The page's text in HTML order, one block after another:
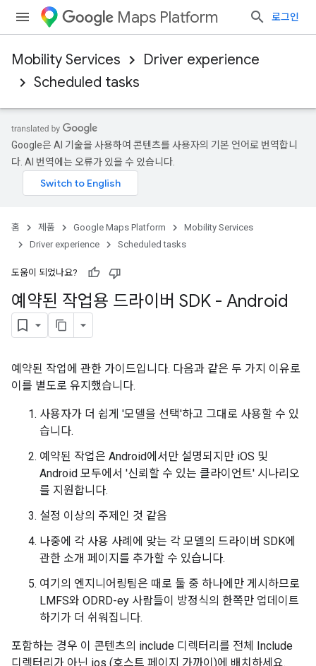
Maps Platform 로그인
Mobility Services
Driver experience
Scheduled tasks
Google은 AI 기술을 사용하여 콘텐츠를 사용자의 기본 언어로 번역합니
다. AI 번역에는 오류가 있을 수 있습니다.
홈 제품 Google Maps Platform
Mobility Services
Driver experience
Scheduled tasks
도움이 되었나요?
예약된 작업용 드라이버 SDK - Android
예약된 작업에 관한 가이드입니다. 다음과 같은 두 가지 이유로
이를 별도로 유지했습니다.
사용자가 더 쉽게 '모델을 선택'하고 그대로 사용할 수 있
습니다.
예약된 작업은 Android에서만 설명되지만 iOS 및
Android 모두에서 '신뢰할 수 있는 클라이언트' 시나리오
를 지원합니다.
설정 이상의 주제인 것 같음
나중에 각 사용 사례에 맞는 각 모델의 드라이버 SDK에
관한 소개 페이지를 추가할 수 있습니다.
여기의 엔지니어링팀은 때로 둘 중 하나에만 게시하므로
LMFS와 ODRD-ey 사람들이 방정식의 한쪽만 업데이트
하기가 더 쉬워집니다.
포함하는 경우 이 콘텐츠의 include 디렉터리를 전체 Include
디렉터리가 아닌 ios (호스트 페이지 가까이)에 배치하세요.